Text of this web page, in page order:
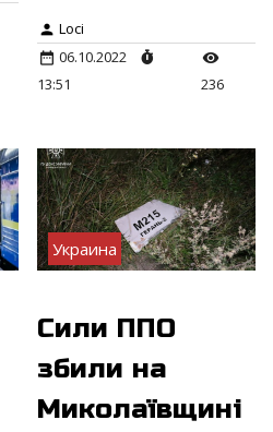
Loci
06.10.2022
13:51
236
Украина
Сили ППО
збили на
Миколаївщині